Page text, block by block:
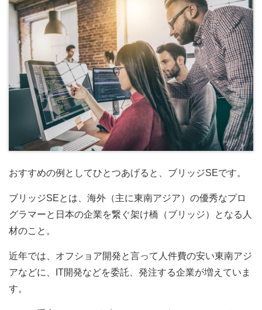
おすすめの例としてひとつあげると、ブリッジSEです。
ブリッジSEとは、海外（主に東南アジア）の優秀なプロ
グラマーと日本の企業を繋ぐ架け橋（ブリッジ）となる人
材のこと。
近年では、オフショア開発と言って人件費の安い東南アジ
アなどに、IT開発などを委託、発注する企業が増えていま
す。